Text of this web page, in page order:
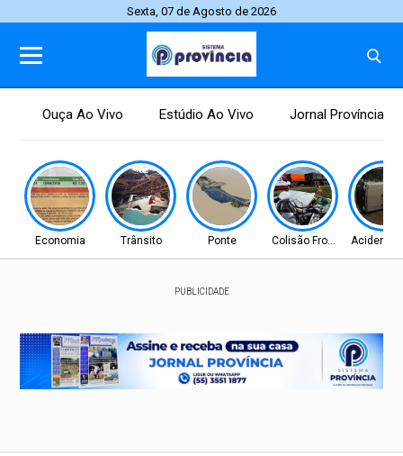
Sexta, 07 de Agosto de 2026
Ouça Ao Vivo Estúdio Ao Vivo Jornal Província
Economia Trânsito Ponte Colisão Frontal Acidente
PUBLICIDADE